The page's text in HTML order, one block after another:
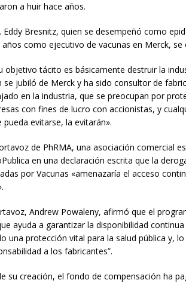
a huir hace años.
Eddy Bresnitz, quien se desempeñó como
años como ejecutivo de vacunas en Merck,
objetivo tácito es básicamente destruir la
se jubiló de Merck y ha sido consultor de
en la industria, que se preocupan por
con fines de lucro con accionistas, y
pueda evitarse, la evitarán».
de PhRMA, una asociación comercial
en una declaración escrita que la
por Vacunas «amenazaría el acceso
Andrew Powaleny, afirmó que el
ayuda a garantizar la disponibilidad
una protección vital para la salud pública y,
a los fabricantes”.
su creación, el fondo de compensación ha